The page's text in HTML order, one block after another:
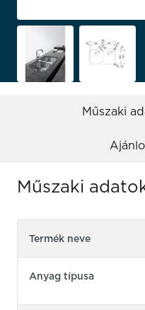
Műszaki
Műszaki
Termék neve
Anyag típusa